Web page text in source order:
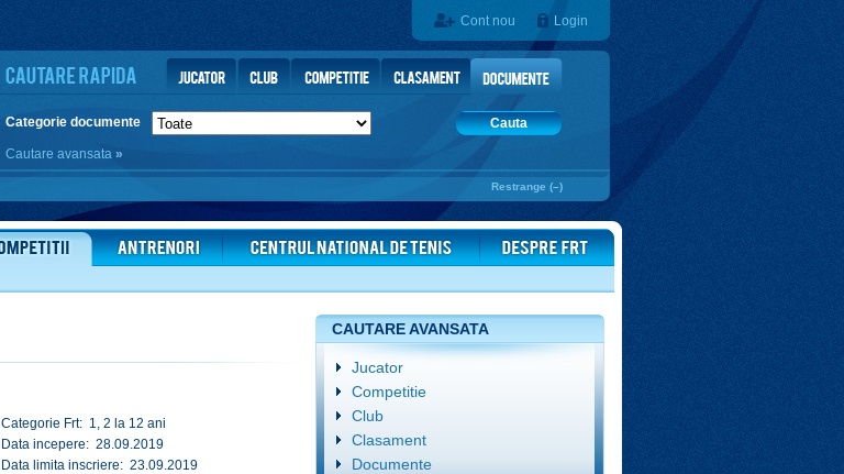
Cont nou Login
Categorie documente
Cauta
Cautare avansata »
Restrange (–)
Categorie Frt: 1, 2 la 12 ani
Data incepere: 28.09.2019
Data limita inscriere: 23.09.2019
CAUTARE AVANSATA
Jucator
Competitie
Club
Clasament
Documente